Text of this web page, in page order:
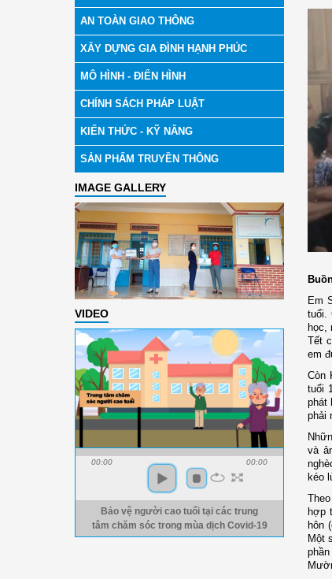
AN TOÀN GIAO THÔNG
XÂY DỰNG GIA ĐÌNH HẠNH PHÚC
MÔ HÌNH - ĐIỂN HÌNH
CHÍNH SÁCH PHÁP LUẬT
KIẾN THỨC - KỸ NĂNG
SẢN PHẨM TRUYỀN THÔNG
IMAGE GALLERY
VIDEO
00:00 00:00
Bảo vệ người cao tuổi tại các trung
tâm chăm sóc trong mùa dịch Covid-19
Em
tuổi.
học,
Tết
em
Còn
tuổi
phát
phải
và
kéo
hợp
hôn
Một